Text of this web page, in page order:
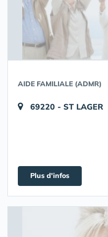
AIDE FAMILIALE (ADMR)
69220 - ST LAGER
Plus d'infos